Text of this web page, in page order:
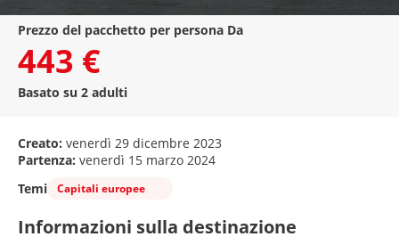
prezzo del pacchetto per persona Da
443 €
Basato su 2 adulti
Creato: venerdì 29 dicembre 2023
Partenza: venerdì 15 marzo 2024
Temi
Capitali europee
Informazioni sulla destinazione